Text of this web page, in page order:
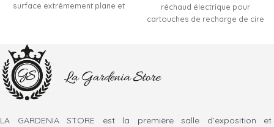
surface extrêmement plane et
chauffe: 30 sec * Chauffage en
céramique * Écran LCD *
Interrupteur ON / OFF * Cordon
amovible pour un
remplacement facile * Cordon
enchevêtrement; Pivote à 360
réchaud électrique pour
cartouches de recharge de cire
l'épilation
LA GARDENIA STORE est la première salle d’exposition et